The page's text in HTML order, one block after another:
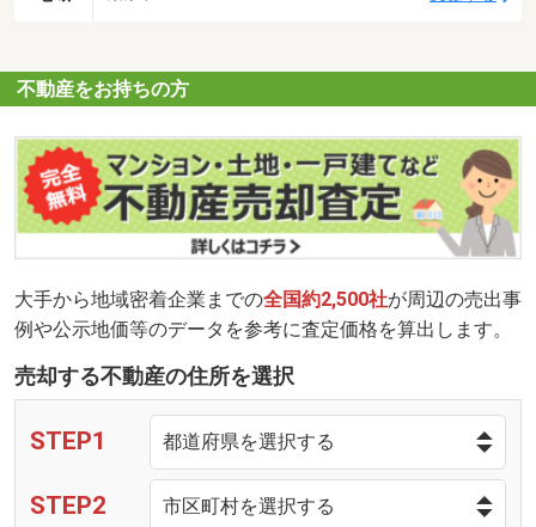
不動産をお持ちの方
大手から地域密着企業までの全国約2,500社が周辺の売出事
例や公示地価等のデータを参考に査定価格を算出します。
売却する不動産の住所を選択
STEP1
STEP2